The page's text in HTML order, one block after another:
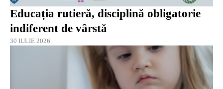
Educația rutieră, disciplină obligatorie
indiferent de vârstă
30 IULIE 2026